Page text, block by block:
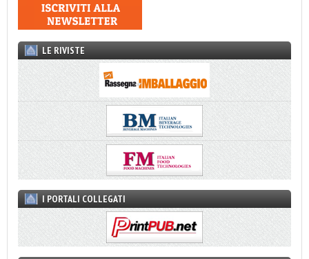
LE RIVISTE
I PORTALI COLLEGATI